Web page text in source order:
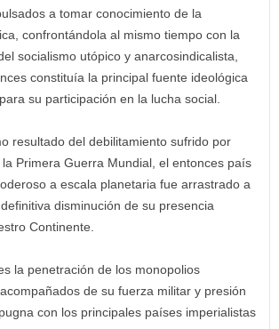
a tomar conocimiento de la
confrontándola al mismo tiempo con la
socialismo utópico y anarcosindicalista,
constituía la principal fuente ideológica
su participación en la lucha social.
resultado del debilitamiento sufrido por
Primera Guerra Mundial, el entonces país
a escala planetaria fue arrastrado a
disminución de su presencia
Continente.
la penetración de los monopolios
de su fuerza militar y presión
con los principales países imperialistas